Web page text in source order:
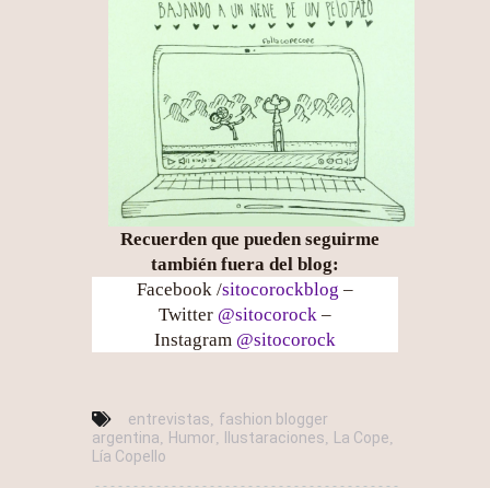
Recuerden que pueden seguirme
también fuera del blog:
Facebook /sitocorockblog –
Twitter @sitocorock –
Instagram @sitocorock
entrevistas
fashion blogger
argentina
Humor Ilustaraciones La Cope
Lía Copello